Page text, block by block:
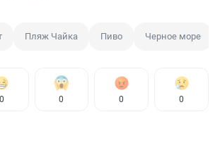
Пляж Чайка Пиво Черное море
0 0 0 0